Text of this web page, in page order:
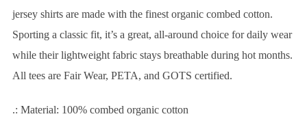
jersey shirts are made with the finest organic combed cotton.
Sporting a classic fit, it’s a great, all-around choice for daily wear
while their lightweight fabric stays breathable during hot months.
All tees are Fair Wear, PETA, and GOTS certified.
.: Material: 100% combed organic cotton